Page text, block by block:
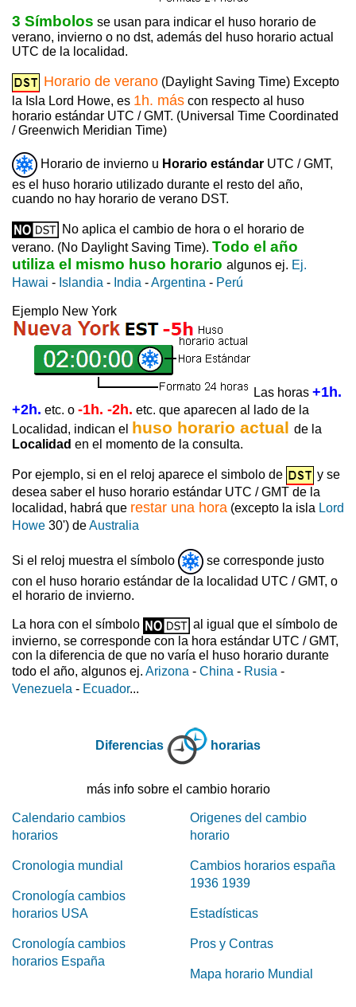
3 Símbolos se usan para indicar el huso horario de
verano, invierno o no dst, además del huso horario actual
UTC de la localidad.
Horario de verano (Daylight Saving Time) Excepto
la Isla Lord Howe, es 1h. más con respecto al huso
horario estándar UTC / GMT. (Universal Time Coordinated
/ Greenwich Meridian Time)
Horario de invierno u Horario estándar UTC / GMT,
es el huso horario utilizado durante el resto del año,
cuando no hay horario de verano DST.
No aplica el cambio de hora o el horario de
verano. (No Daylight Saving Time). Todo el año
utiliza el mismo huso horario algunos ej. Ej.
Hawai - Islandia - India -Argentina - Perú
Ejemplo New York
Las horas +1h.
+2h. etc. o -1h. -2h. etc. que aparecen al lado de la
Localidad, indican el huso horario actual de la
Localidad en el momento de la consulta.
Por ejemplo, si en el reloj aparece el simbolo de
y se
desea saber el huso horario estándar UTC / GMT de la
localidad, habrá que restar una hora (excepto la isla Lord
Howe 30') deAustralia
Si el reloj muestra el símbolo
se corresponde justo
con el huso horario estándar de la localidad UTC / GMT, o
el horario de invierno.
La hora con el símbolo
al igual que el símbolo de
invierno, se corresponde con la hora estándar UTC / GMT,
con la diferencia de que no varía el huso horario durante
todo el año, algunos ej. Arizona - China - Rusia -
Venezuela - Ecuador...
Diferencias horarias
más info sobre el cambio horario
Calendario cambios
horarios
Cronologia mundial
Cronología cambios
horarios USA
Cronología cambios
horarios España
Origenes del cambio
horario
Cambios horarios españa
1936 1939
Estadísticas
Pros y Contras
Mapa horario Mundial